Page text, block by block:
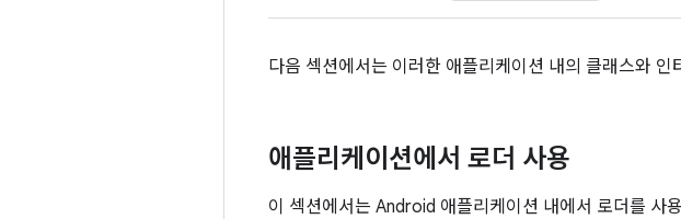
다음 섹션에서는 이러한 애플리케이션 내의 클래스와
애플리케이션에서 로더 사용
이 섹션에서는 Android 애플리케이션 내에서 로더를 사